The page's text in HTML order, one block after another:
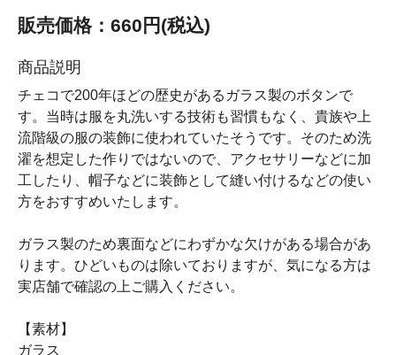
販売価格：660円(税込)
商品説明
チェコで200年ほどの歴史があるガラス製のボタンで
す。当時は服を丸洗いする技術も習慣もなく、貴族や上
流階級の服の装飾に使われていたそうです。そのため洗
濯を想定した作りではないので、アクセサリーなどに加
工したり、帽子などに装飾として縫い付けるなどの使い
方をおすすめいたします。
ガラス製のため裏面などにわずかな欠けがある場合があ
ります。ひどいものは除いておりますが、気になる方は
実店舗で確認の上ご購入ください。
【素材】
ガラス